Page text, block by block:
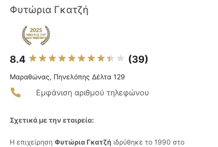
Φυτώρια Γκατζή
8.4 (39)
Μαραθώνας, Πηνελόπης Δέλτα 129
Εμφάνιση αριθμού τηλεφώνου
Σχετικά με την εταιρεία:
Η επιχείρηση Φυτώρια Γκατζή ιδρύθηκε το 1990 στο